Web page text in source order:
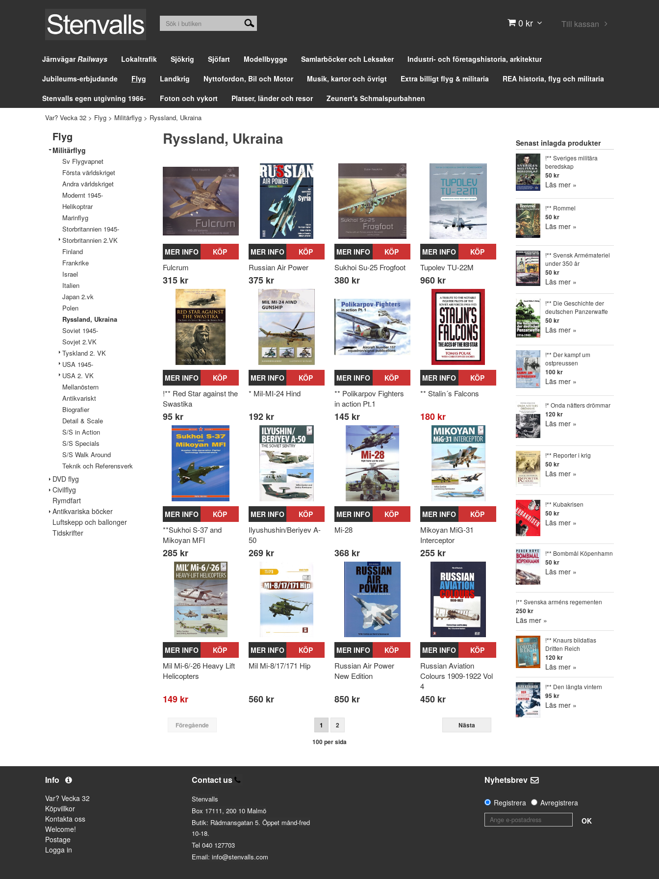
0 kr Till kassan
JärnvägarRailways Lokaltrafik Sjökrig Sjöfart Modellbygge Samlarböcker och Leksaker
Industri- och företagshistoria, arkitektur
Jubileums-erbjudande
Flyg Landkrig Nyttofordon, Bil och Motor Musik, kartor och övrigt Extra billigt flyg & militaria
REA historia, flyg och militaria
Stenvalls egen utgivning 1966-
Foton och vykort Platser, länder och resor Zeunert's Schmalspurbahnen
Var? Vecka 32 > Flyg > Militärflyg > Ryssland, Ukraina
Flyg
Militärflyg
Sv Flygvapnet
Första världskriget
Andra världskriget
Modernt 1945-
Helikoptrar
Marinflyg
Storbritannien 1945-
Storbritannien 2.VK
Finland
Frankrike
Israel
Italien
Japan 2.vk
Polen
Ryssland, Ukraina
Soviet 1945-
Sovjet 2.VK
Tyskland 2. VK
USA 1945-
USA 2. VK
Mellanöstern
Antikvariskt
Biografier
Detail & Scale
S/S in Action
S/S Specials
S/S Walk Around
Teknik och Referensverk
DVD flyg
Civilflyg
Rymdfart
Antikvariska böcker
Luftskepp och ballonger
Tidskrifter
Ryssland, Ukraina
MER INFO KÖP
Fulcrum
315 kr
MER INFO KÖP
Russian Air Power
375 kr
MER INFO KÖP
Sukhoi Su-25 Frogfoot
380 kr
MER INFO KÖP
Tupolev TU-22M
960 kr
MER INFO KÖP
!** Red Star against the
Swastika
95 kr
MER INFO KÖP
* Mil-MI-24 Hind
192 kr
MER INFO KÖP
** Polikarpov Fighters
in action Pt.1
145 kr
MER INFO KÖP
** Stalin´s Falcons
180 kr
MER INFO KÖP
**Sukhoi S-37 and
Mikoyan MFI
285 kr
MER INFO KÖP
Ilyushushin/Beriyev A-
50
269 kr
MER INFO KÖP
Mi-28
368 kr
MER INFO KÖP
Mikoyan MiG-31
Interceptor
255 kr
MER INFO KÖP
Mil Mi-6/-26 Heavy Lift
Helicopters
149 kr
MER INFO KÖP
Mil Mi-8/17/171 Hip
560 kr
MER INFO KÖP
Russian Air Power
New Edition
850 kr
MER INFO KÖP
Russian Aviation
Colours 1909-1922 Vol
4
450 kr
Föregående 1 2
Nästa
100 per sida
Senast inlagda produkter
!** Sveriges militära
beredskap
50 kr
Läs mer »
!** Rommel
50 kr
Läs mer »
!** Svensk Armémateriel
under 350 år
50 kr
Läs mer »
!** Die Geschichte der
deutschen Panzerwaffe
50 kr
Läs mer »
!** Der kampf um
ostpreussen
100 kr
Läs mer »
!* Onda nätters drömmar
120 kr
Läs mer »
!** Reporter i krig
50 kr
Läs mer »
!** Kubakrisen
50 kr
Läs mer »
!** Bombmål Köpenhamn
50 kr
Läs mer »
!** Svenska arméns regementen
250 kr
Läs mer »
!** Knaurs bildatlas
Dritten Reich
120 kr
Läs mer »
!** Den längta vintern
95 kr
Läs mer »
Info
Var? Vecka 32
Köpvillkor
Kontakta oss
Welcome!
Postage
Logga in
Contact us
Stenvalls
Box 17111, 200 10 Malmö
Butik: Rådmansgatan 5. Öppet månd-fred
10-18.
Tel 040 127703
Email: info@stenvalls.com
Nyhetsbrev
Registrera
Avregistrera
OK